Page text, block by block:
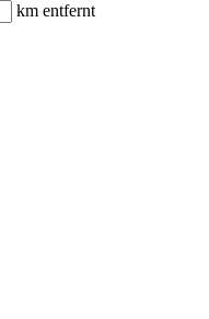
km entfernt